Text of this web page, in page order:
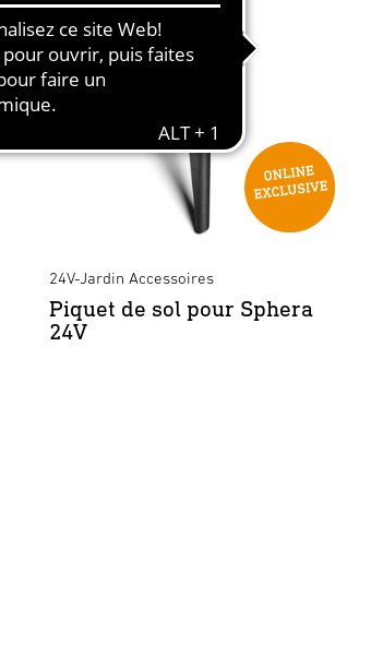
×
24V-Jardin Accessoires
Piquet de sol pour Sphera
24V